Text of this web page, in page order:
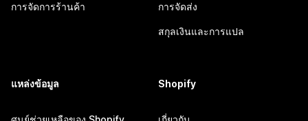
การจัดการร้านค้า การจัดส่ง
สกุลเงินและการแปล
แหล่งข้อมูล Shopify